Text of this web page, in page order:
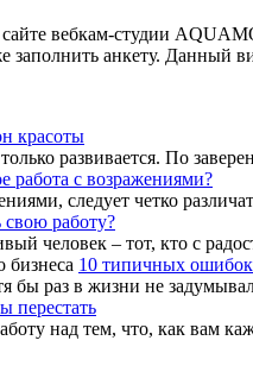
вебкам-студии
заполнить анкету. Данный
красоты
развивается. По
работа с возражениями?
следует четко
работу?
человек – тот, кто с
10 типичных
бы раз в жизни не
перестать
над тем, что, как вам